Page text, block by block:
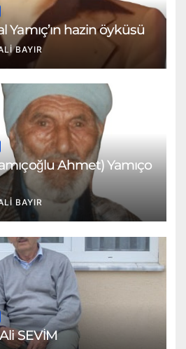
hazin öyküsü
BAYIR
Ahmet) Yamıço
BAYIR
SEVİM